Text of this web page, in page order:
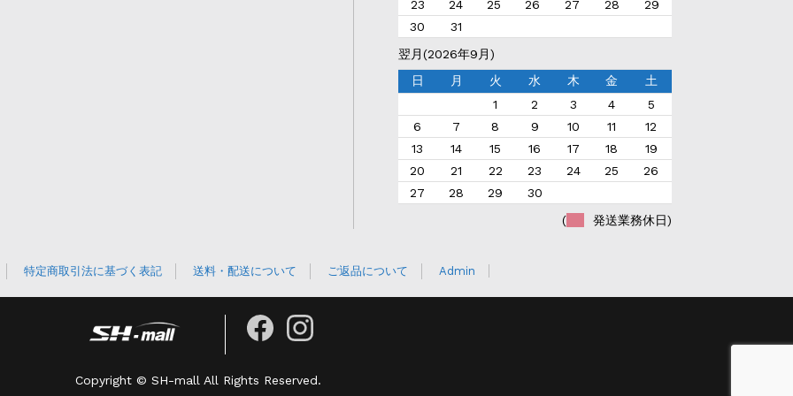
23
24 25 26 27 28
29
30
31
翌月(2026年9月)
日
月 火 水 木 金
土
1
2 3 4
5
6
7 8 9 10 11
12
13
14 15 16 17 18
19
20
21 22 23 24 25
26
27
28 29
30
(
発送業務休日)
特定商取引法に基づく表記 送料・配送について ご返品について Admin
Copyright © SH-mall All Rights Reserved.